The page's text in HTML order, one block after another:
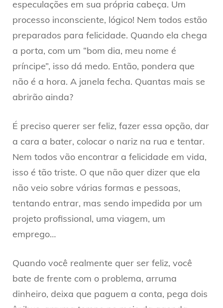
especulações em sua própria cabeça. Um
processo inconsciente, lógico! Nem todos estão
preparados para felicidade. Quando ela chega
a porta, com um “bom dia, meu nome é
príncipe”, isso dá medo. Então, pondera que
não é a hora. A janela fecha. Quantas mais se
abrirão ainda?
É preciso querer ser feliz, fazer essa opção, dar
a cara a bater, colocar o nariz na rua e tentar.
Nem todos vão encontrar a felicidade em vida,
isso é tão triste. O que não quer dizer que ela
não veio sobre várias formas e pessoas,
tentando entrar, mas sendo impedida por um
projeto profissional, uma viagem, um
emprego…
Quando você realmente quer ser feliz, você
bate de frente com o problema, arruma
dinheiro, deixa que paguem a conta, pega dois